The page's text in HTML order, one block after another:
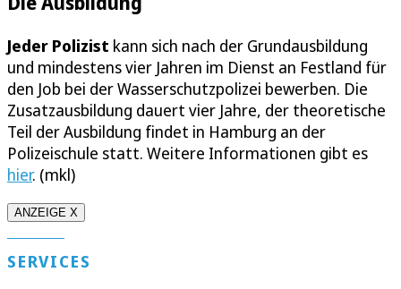
Jeder Polizist kann sich nach der Grundausbildung
und mindestens vier Jahren im Dienst an Festland für
den Job bei der Wasserschutzpolizei bewerben. Die
Zusatzausbildung dauert vier Jahre, der theoretische
Teil der Ausbildung findet in Hamburg an der
Polizeischule statt. Weitere Informationen gibt es
hier. (mkl)
ANZEIGE X
SERVICES